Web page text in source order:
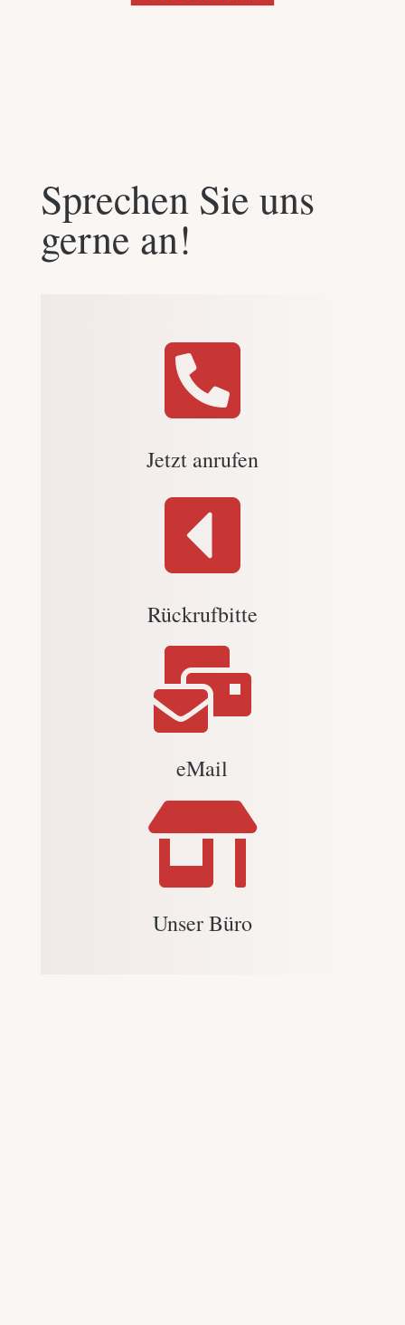
Sprechen Sie uns
gerne an!

Jetzt anrufen

Rückrufbitte

eMail

Unser Büro